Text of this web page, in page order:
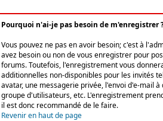
Pourquoi n'ai-je pas besoin de m'enregistrer
Vous pouvez ne pas en avoir besoin; c'est à
avez besoin ou non de vous enregistrer pour
forums. Toutefois, l'enregistrement vous
additionnelles non-disponibles pour les invités
avatar, une messagerie privée, l'envoi d'e-mail
groupe d'utilisateurs, etc. L'enregistrement
il est donc recommandé de le faire.
Revenir en haut de page